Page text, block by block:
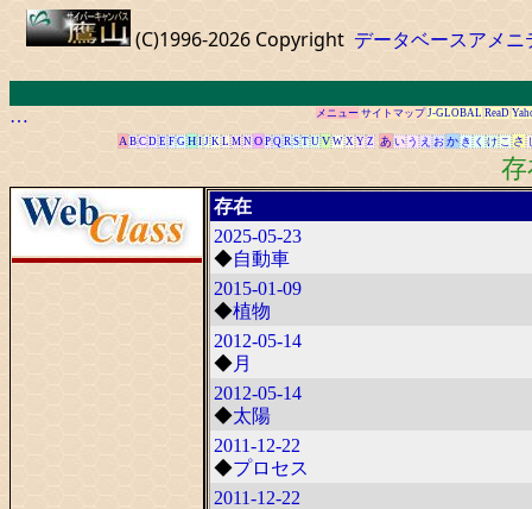
(C)1996-2026 Copyright データベースアメニ
… メニュー サイトマップ J-GLOBAL ReaD
A B C D E F G H I J K L M N O P Q R S T U V W X Y Z あ い う え お か き く け こ さ
存在
2025-05-23
◆自動車
2015-01-09
◆植物
2012-05-14
◆月
2012-05-14
◆太陽
2011-12-22
◆プロセス
2011-12-22